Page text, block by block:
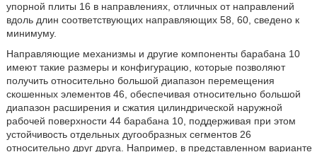
упорной плиты 16 в направлениях, отличных от направлений
вдоль длин соответствующих направляющих 58, 60, сведено к
минимуму.
Направляющие механизмы и другие компоненты барабана 10
имеют такие размеры и конфигурацию, которые позволяют
получить относительно большой диапазон перемещения
скошенных элементов 46, обеспечивая относительно большой
диапазон расширения и сжатия цилиндрической наружной
рабочей поверхности 44 барабана 10, поддерживая при этом
устойчивость отдельных дугообразных сегментов 26
относительно друг друга. Например, в представленном варианте